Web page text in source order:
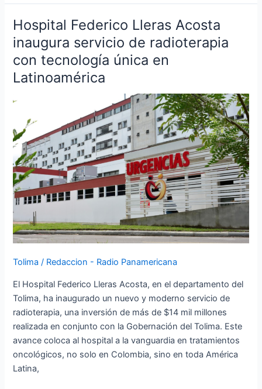
Hospital Federico Lleras Acosta
inaugura servicio de radioterapia
con tecnología única en
Latinoamérica
Tolima / Redaccion - Radio Panamericana
El Hospital Federico Lleras Acosta, en el departamento del
Tolima, ha inaugurado un nuevo y moderno servicio de
radioterapia, una inversión de más de $14 mil millones
realizada en conjunto con la Gobernación del Tolima. Este
avance coloca al hospital a la vanguardia en tratamientos
oncológicos, no solo en Colombia, sino en toda América
Latina,
Hospital
Federico
Lleras
Acosta
inaugura
radioterapia
con
tecnología
única
en
Latinoamérica